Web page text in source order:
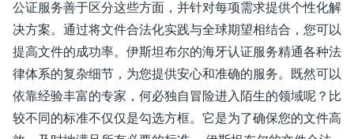
公证服务善于区分这些方面，并针对每项需求提供个性化解
决方案。通过将文件合法化实践与全球期望相结合，您可以
提高文件的成功率。伊斯坦布尔的海牙认证服务精通各种法
律体系的复杂细节，为您提供安心和准确的服务。既然可以
依靠经验丰富的专家，何必独自冒险进入陌生的领域呢？比
较不同的标准不仅仅是勾选方框。它是为了确保您的文件高